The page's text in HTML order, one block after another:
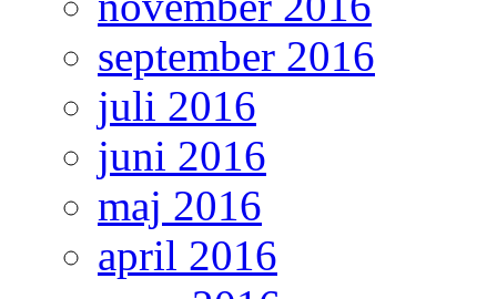
september 2016
juli 2016
juni 2016
maj 2016
april 2016